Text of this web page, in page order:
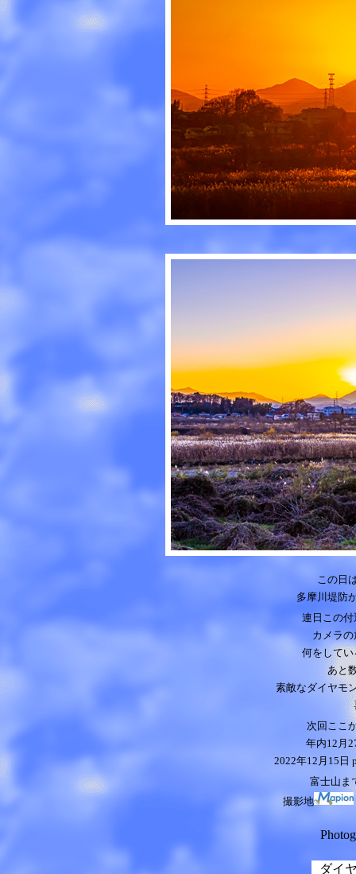
この日
多摩川堤防
連日この
カメラ
何をして
あと
素敵なダイヤモ
次回ここ
年内12月
2022年12月15日
富士山ま
撮影地
ダイ